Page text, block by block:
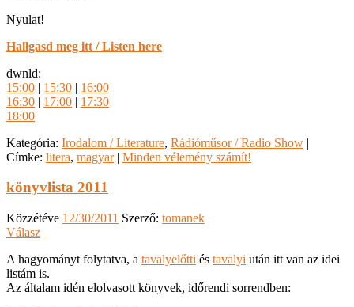
Nyulat!
Hallgasd meg itt / Listen here
dwnld:
15:00 | 15:30 | 16:00
16:30 | 17:00 | 17:30
18:00
Kategória: Irodalom / Literature, Rádióműsor / Radio Show |
Címke: litera, magyar | Minden vélemény számít!
könyvlista 2011
Közzétéve 12/30/2011 Szerző: tomanek
Válasz
A hagyományt folytatva, a tavalyelőtti és tavalyi után itt van az idei
listám is.
Az általam idén elolvasott könyvek, időrendi sorrendben: